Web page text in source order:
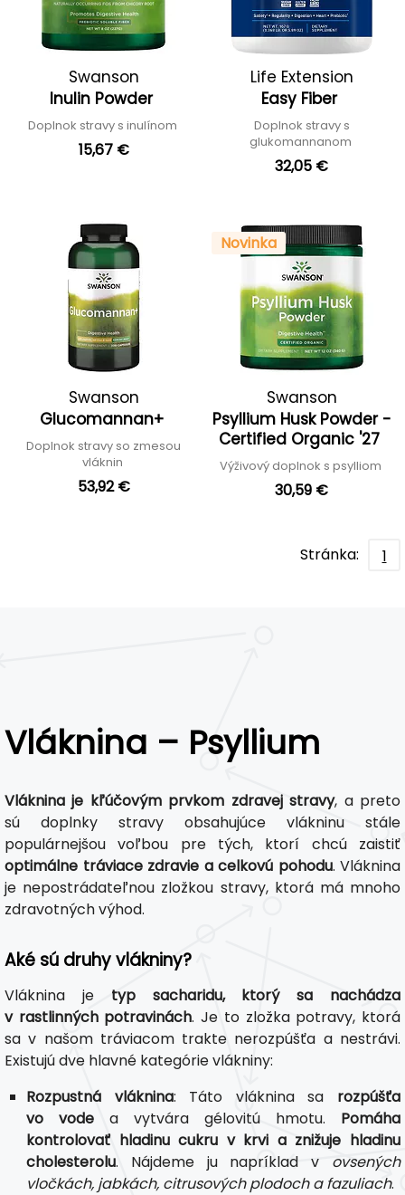
Swanson
Inulin Powder
Doplnok stravy s inulínom
15,67 €
Life Extension
Easy Fiber
Doplnok stravy s
glukomannanom
32,05 €
Swanson
Glucomannan+
Doplnok stravy so zmesou
vláknin
53,92 €
Novinka
Swanson
Psyllium Husk Powder -
Certified Organic '27
Výživový doplnok s psylliom
30,59 €
Stránka: 1
Vláknina – Psyllium
Vláknina je kľúčovým prvkom zdravej stravy, a preto
sú doplnky stravy obsahujúce vlákninu stále
populárnejšou voľbou pre tých, ktorí chcú zaistiť
optimálne tráviace zdravie a celkovú pohodu. Vláknina
je nepostrádateľnou zložkou stravy, ktorá má mnoho
zdravotných výhod.
Aké sú druhy vlákniny?
Vláknina je typ sacharidu, ktorý sa nachádza
v rastlinných potravinách. Je to zložka potravy, ktorá
sa v našom tráviacom trakte nerozpúšťa a nestrávi.
Existujú dve hlavné kategórie vlákniny:
Rozpustná vláknina: Táto vláknina sa rozpúšťa
vo vode a vytvára gélovitú hmotu. Pomáha
kontrolovať hladinu cukru v krvi a znižuje hladinu
cholesterolu. Nájdeme ju napríklad v ovsených
vločkách, jabkách, citrusových plodoch a fazuliach.